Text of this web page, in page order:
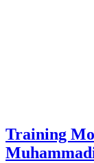
Training